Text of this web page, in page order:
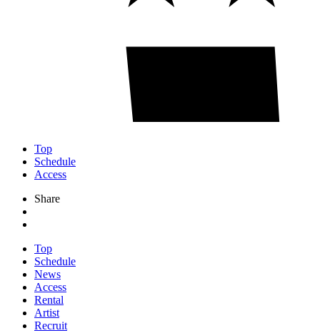
Top
Schedule
Access
Share
Top
Schedule
News
Access
Rental
Artist
Recruit